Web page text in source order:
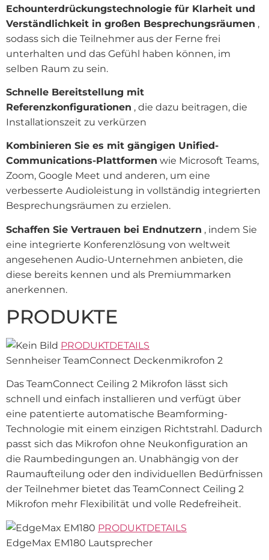
Echounterdrückungstechnologie für Klarheit und
Verständlichkeit in großen Besprechungsräumen ,
sodass sich die Teilnehmer aus der Ferne frei
unterhalten und das Gefühl haben können, im
selben Raum zu sein.
Schnelle Bereitstellung mit
Referenzkonfigurationen , die dazu beitragen, die
Installationszeit zu verkürzen
Kombinieren Sie es mit gängigen Unified-
Communications-Plattformen wie Microsoft Teams,
Zoom, Google Meet und anderen, um eine
verbesserte Audioleistung in vollständig integrierten
Besprechungsräumen zu erzielen.
Schaffen Sie Vertrauen bei Endnutzern , indem Sie
eine integrierte Konferenzlösung von weltweit
angesehenen Audio-Unternehmen anbieten, die
diese bereits kennen und als Premiummarken
anerkennen.
PRODUKTE
PRODUKTDETAILS
Sennheiser TeamConnect Deckenmikrofon 2
Das TeamConnect Ceiling 2 Mikrofon lässt sich
schnell und einfach installieren und verfügt über
eine patentierte automatische Beamforming-
Technologie mit einem einzigen Richtstrahl. Dadurch
passt sich das Mikrofon ohne Neukonfiguration an
die Raumbedingungen an. Unabhängig von der
Raumaufteilung oder den individuellen Bedürfnissen
der Teilnehmer bietet das TeamConnect Ceiling 2
Mikrofon mehr Flexibilität und volle Redefreiheit.
PRODUKTDETAILS
EdgeMax EM180 Lautsprecher